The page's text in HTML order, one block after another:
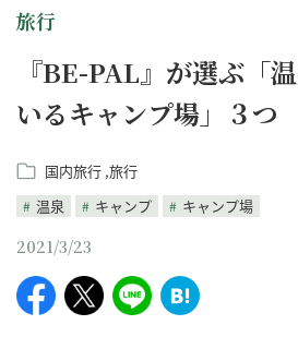
旅行
『BE-PAL』が選ぶ「
いるキャンプ場」３つ
国内旅行 旅行
温泉
キャンプ キャンプ場
2021/3/23